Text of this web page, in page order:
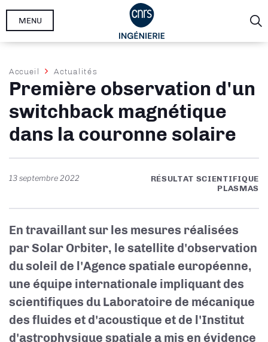
Aller
MENU
Fil
d'Ariane
Accueil Actualités
Première observation d'un
switchback magnétique
dans la couronne solaire
13 septembre 2022
RÉSULTAT SCIENTIFIQUE
PLASMAS
En travaillant sur les mesures réalisées
par Solar Orbiter, le satellite d'observation
du soleil de l'Agence spatiale européenne,
une équipe internationale impliquant des
scientifiques du Laboratoire de mécanique
des fluides et d'acoustique et de l'Institut
d'astrophysique spatiale a mis en évidence